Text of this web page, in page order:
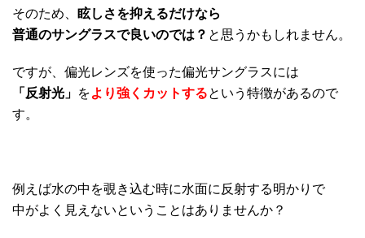
そのため、 眩しさを抑えるだけなら
普通のサングラスで良いのでは？ と思うかもしれません。
ですが、偏光レンズを使った偏光サングラスには
「反射光」 をより強くカットするという特徴があるので
す。
例えば水の中を覗き込む時に水面に反射する明かりで
中がよく見えないということはありませんか？